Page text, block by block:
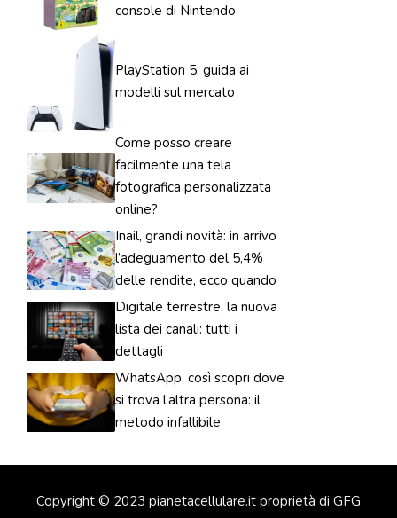
console di Nintendo
PlayStation 5: guida ai
modelli sul mercato
Come posso creare
facilmente una tela
fotografica personalizzata
online?
Inail, grandi novità: in arrivo
l’adeguamento del 5,4%
delle rendite, ecco quando
Digitale terrestre, la nuova
lista dei canali: tutti i
dettagli
WhatsApp, così scopri dove
si trova l’altra persona: il
metodo infallibile
Copyright © 2023 pianetacellulare.it proprietà di GFG